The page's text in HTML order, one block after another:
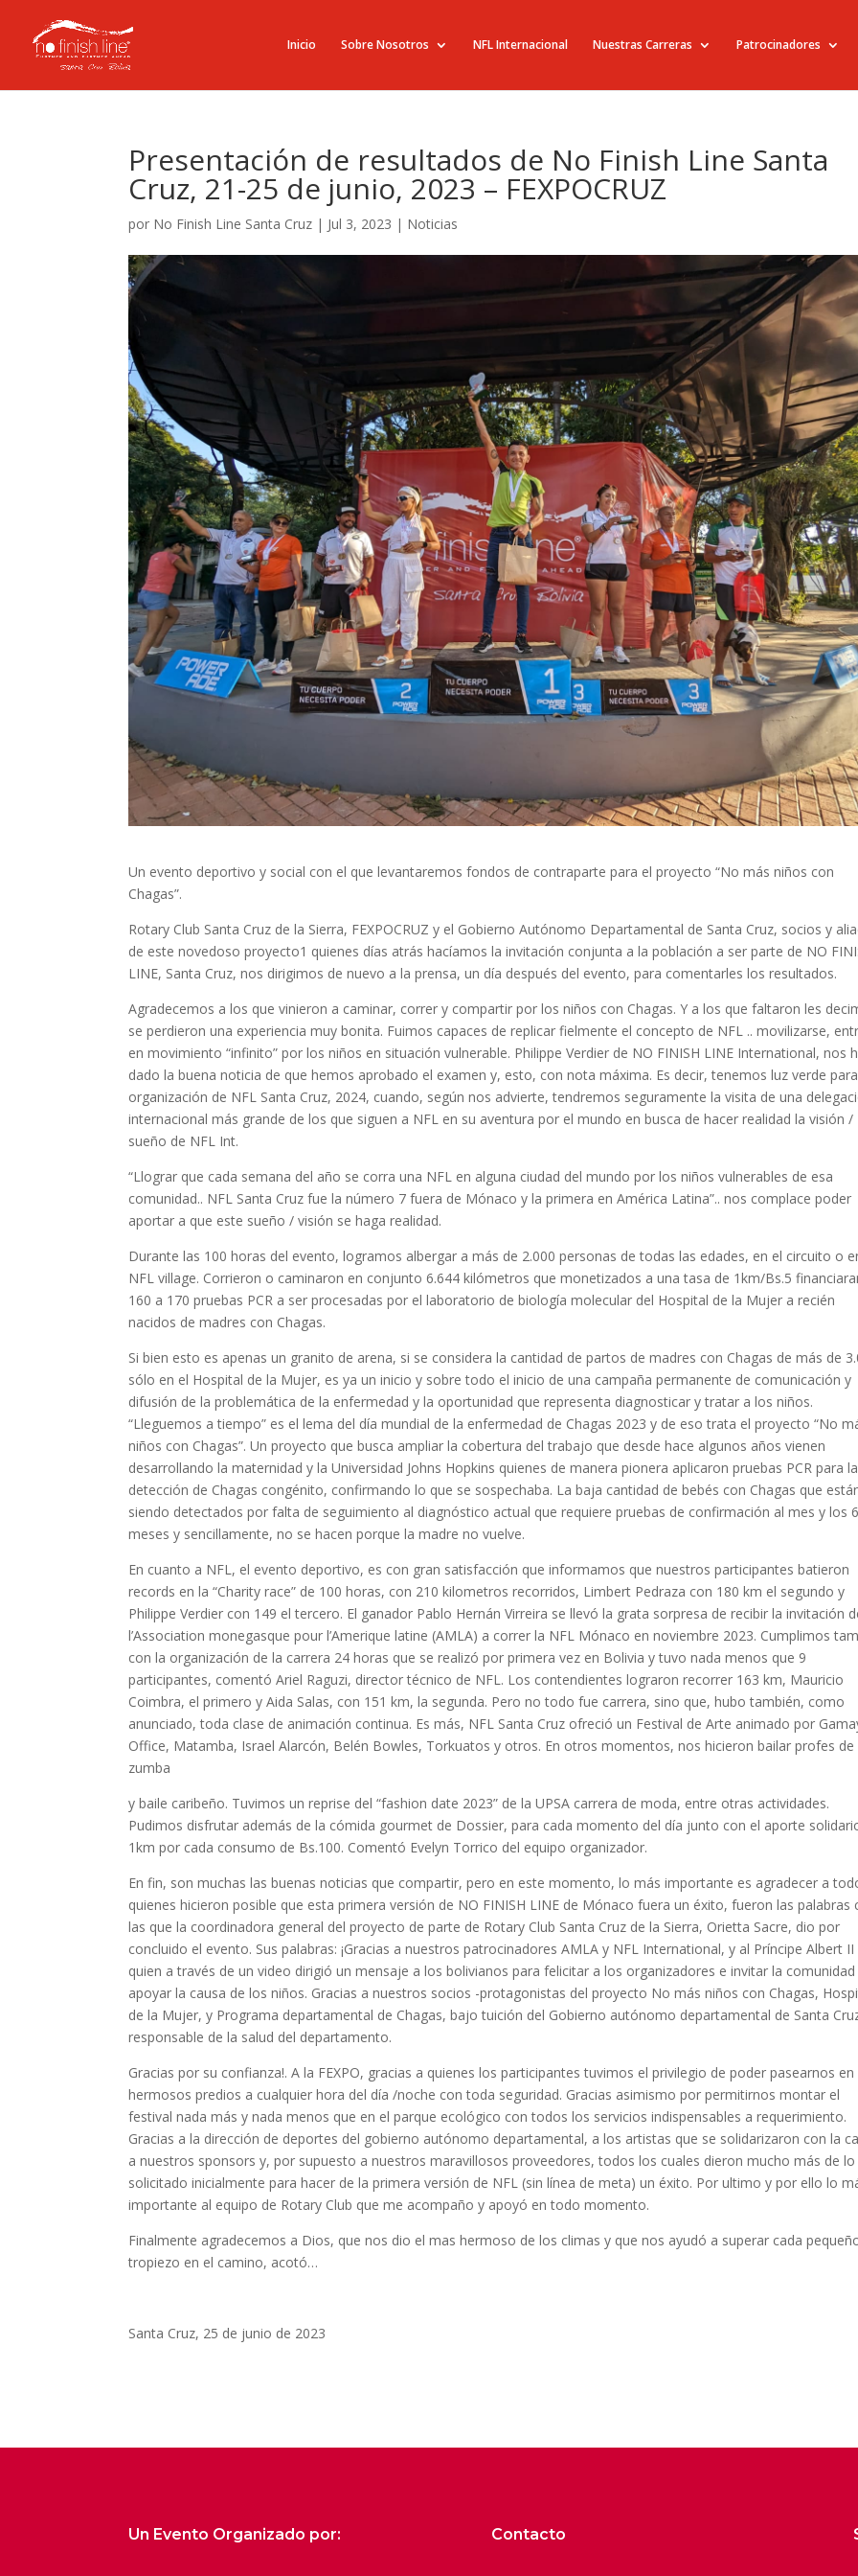
Inicio Sobre Nosotros NFL Internacional Nuestras Carreras Patrocinadores
Presentación de resultados de No Finish Line Santa
Cruz, 21-25 de junio, 2023 – FEXPOCRUZ
por No Finish Line Santa Cruz | Jul 3, 2023 | Noticias
Un evento deportivo y social con el que levantaremos fondos de contraparte para el proyecto “No más niños con
Chagas”.
Rotary Club Santa Cruz de la Sierra, FEXPOCRUZ y el Gobierno Autónomo Departamental de Santa Cruz, socios y
de este novedoso proyecto1 quienes días atrás hacíamos la invitación conjunta a la población a ser parte de NO
LINE, Santa Cruz, nos dirigimos de nuevo a la prensa, un día después del evento, para comentarles los resultados.
Agradecemos a los que vinieron a caminar, correr y compartir por los niños con Chagas. Y a los que faltaron les
se perdieron una experiencia muy bonita. Fuimos capaces de replicar fielmente el concepto de NFL .. movilizarse,
en movimiento “infinito” por los niños en situación vulnerable. Philippe Verdier de NO FINISH LINE International, nos
dado la buena noticia de que hemos aprobado el examen y, esto, con nota máxima. Es decir, tenemos luz verde
organización de NFL Santa Cruz, 2024, cuando, según nos advierte, tendremos seguramente la visita de una
internacional más grande de los que siguen a NFL en su aventura por el mundo en busca de hacer realidad la visión /
sueño de NFL Int.
“Llograr que cada semana del año se corra una NFL en alguna ciudad del mundo por los niños vulnerables de esa
comunidad.. NFL Santa Cruz fue la número 7 fuera de Mónaco y la primera en América Latina”.. nos complace poder
aportar a que este sueño / visión se haga realidad.
Durante las 100 horas del evento, logramos albergar a más de 2.000 personas de todas las edades, en el circuito o
NFL village. Corrieron o caminaron en conjunto 6.644 kilómetros que monetizados a una tasa de 1km/Bs.5
160 a 170 pruebas PCR a ser procesadas por el laboratorio de biología molecular del Hospital de la Mujer a recién
nacidos de madres con Chagas.
Si bien esto es apenas un granito de arena, si se considera la cantidad de partos de madres con Chagas de más de
sólo en el Hospital de la Mujer, es ya un inicio y sobre todo el inicio de una campaña permanente de comunicación y
difusión de la problemática de la enfermedad y la oportunidad que representa diagnosticar y tratar a los niños.
“Lleguemos a tiempo” es el lema del día mundial de la enfermedad de Chagas 2023 y de eso trata el proyecto “No
niños con Chagas”. Un proyecto que busca ampliar la cobertura del trabajo que desde hace algunos años vienen
desarrollando la maternidad y la Universidad Johns Hopkins quienes de manera pionera aplicaron pruebas PCR para la
detección de Chagas congénito, confirmando lo que se sospechaba. La baja cantidad de bebés con Chagas que
siendo detectados por falta de seguimiento al diagnóstico actual que requiere pruebas de confirmación al mes y los 6
meses y sencillamente, no se hacen porque la madre no vuelve.
En cuanto a NFL, el evento deportivo, es con gran satisfacción que informamos que nuestros participantes batieron
records en la “Charity race” de 100 horas, con 210 kilometros recorridos, Limbert Pedraza con 180 km el segundo y
Philippe Verdier con 149 el tercero. El ganador Pablo Hernán Virreira se llevó la grata sorpresa de recibir la invitación
l’Association monegasque pour l’Amerique latine (AMLA) a correr la NFL Mónaco en noviembre 2023. Cumplimos
con la organización de la carrera 24 horas que se realizó por primera vez en Bolivia y tuvo nada menos que 9
participantes, comentó Ariel Raguzi, director técnico de NFL. Los contendientes lograron recorrer 163 km, Mauricio
Coimbra, el primero y Aida Salas, con 151 km, la segunda. Pero no todo fue carrera, sino que, hubo también, como
anunciado, toda clase de animación continua. Es más, NFL Santa Cruz ofreció un Festival de Arte animado por
Office, Matamba, Israel Alarcón, Belén Bowles, Torkuatos y otros. En otros momentos, nos hicieron bailar profes de
zumba
y baile caribeño. Tuvimos un reprise del “fashion date 2023” de la UPSA carrera de moda, entre otras actividades.
Pudimos disfrutar además de la cómida gourmet de Dossier, para cada momento del día junto con el aporte
1km por cada consumo de Bs.100. Comentó Evelyn Torrico del equipo organizador.
En fin, son muchas las buenas noticias que compartir, pero en este momento, lo más importante es agradecer a
quienes hicieron posible que esta primera versión de NO FINISH LINE de Mónaco fuera un éxito, fueron las palabras
las que la coordinadora general del proyecto de parte de Rotary Club Santa Cruz de la Sierra, Orietta Sacre, dio por
concluido el evento. Sus palabras: ¡Gracias a nuestros patrocinadores AMLA y NFL International, y al Príncipe Albert II
quien a través de un video dirigió un mensaje a los bolivianos para felicitar a los organizadores e invitar la comunidad
apoyar la causa de los niños. Gracias a nuestros socios -protagonistas del proyecto No más niños con Chagas,
de la Mujer, y Programa departamental de Chagas, bajo tuición del Gobierno autónomo departamental de Santa
responsable de la salud del departamento.
Gracias por su confianza!. A la FEXPO, gracias a quienes los participantes tuvimos el privilegio de poder pasearnos en
hermosos predios a cualquier hora del día /noche con toda seguridad. Gracias asimismo por permitirnos montar el
festival nada más y nada menos que en el parque ecológico con todos los servicios indispensables a requerimiento.
Gracias a la dirección de deportes del gobierno autónomo departamental, a los artistas que se solidarizaron con la
a nuestros sponsors y, por supuesto a nuestros maravillosos proveedores, todos los cuales dieron mucho más de lo
solicitado inicialmente para hacer de la primera versión de NFL (sin línea de meta) un éxito. Por ultimo y por ello lo
importante al equipo de Rotary Club que me acompaño y apoyó en todo momento.
Finalmente agradecemos a Dios, que nos dio el mas hermoso de los climas y que nos ayudó a superar cada
tropiezo en el camino, acotó…
Santa Cruz, 25 de junio de 2023
Un Evento Organizado por: Contacto